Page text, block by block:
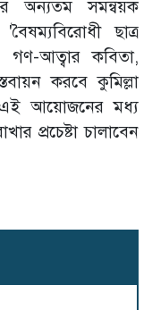
অন্যতম সমন্বয়ক
ছাত্র
আত্বার কবিতা,
করবে কুমিল্লা
এই আয়োজনের মধ্য
প্রচেষ্টা চালাবেন